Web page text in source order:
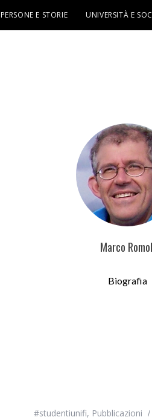
PERSONE E STORIE UNIVERSITÀ E
Marco
Biografia
#studentiunifi, Pubblicazioni